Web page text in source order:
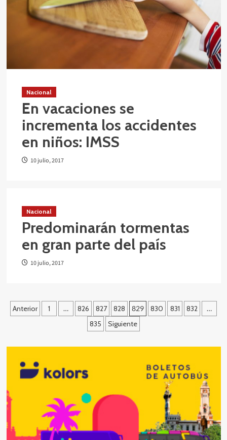
Nacional
En vacaciones se
incrementa los accidentes
en niños: IMSS
10 julio, 2017
Nacional
Predominarán tormentas
en gran parte del país
10 julio, 2017
Paginación
entradas
Anterior 1 … 826 827 828 829 830 831 832 …
835 Siguiente